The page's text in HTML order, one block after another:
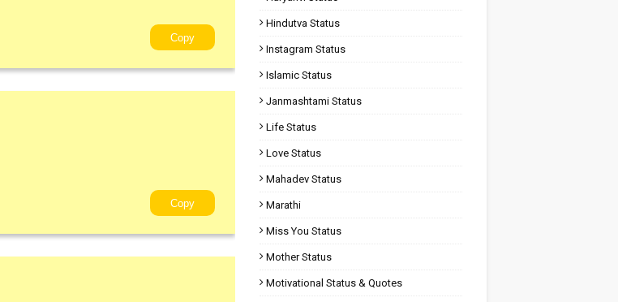
Copy
Copy
Hindutva Status
Instagram Status
Islamic Status
Janmashtami Status
Life Status
Love Status
Mahadev Status
Marathi
Miss You Status
Mother Status
Motivational Status & Quotes